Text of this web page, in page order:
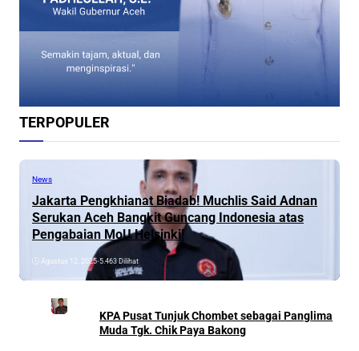
TERPOPULER
News
Jakarta Pengkhianat Biadab! Muchlis Said Adnan
Serukan Aceh Bangkit Guncang Indonesia atas
Pengabaian MoU Helsinki!
Agustus 12, 2025•5.463 Dilihat
KPA Pusat Tunjuk Chombet sebagai Panglima
Muda Tgk. Chik Paya Bakong